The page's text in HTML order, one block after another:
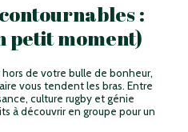
:
petit moment)
de votre bulle de bonheur,
vous tendent les bras. Entre
culture rugby et génie
à découvrir en groupe pour un